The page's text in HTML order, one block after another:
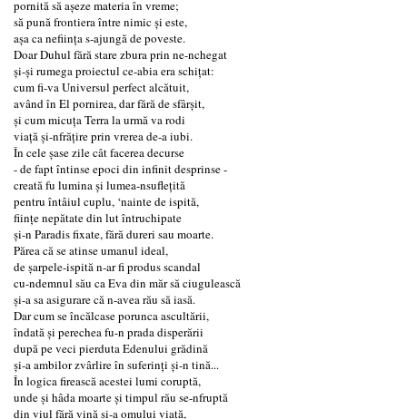
pornită să aşeze materia în vreme;
să pună frontiera între nimic şi este,
aşa ca nefiinţa s-ajungă de poveste.
Doar Duhul fără stare zbura prin ne-nchegat
şi-şi rumega proiectul ce-abia era schiţat:
cum fi-va Universul perfect alcătuit,
având în El pornirea, dar fără de sfârşit,
şi cum micuţa Terra la urmă va rodi
viaţă şi-nfrăţire prin vrerea de-a iubi.
În cele şase zile cât facerea decurse
- de fapt întinse epoci din infinit desprinse -
creată fu lumina şi lumea-nsufleţită
pentru întâiul cuplu, ‘nainte de ispită,
fiinţe nepătate din lut întruchipate
şi-n Paradis fixate, fără dureri sau moarte.
Părea că se atinse umanul ideal,
de şarpele-ispită n-ar fi produs scandal
cu-ndemnul său ca Eva din măr să ciugulească
şi-a sa asigurare că n-avea rău să iasă.
Dar cum se încălcase porunca ascultării,
îndată şi perechea fu-n prada disperării
după pe veci pierduta Edenului grădină
şi-a ambilor zvârlire în suferinţi şi-n tină...
În logica firească acestei lumi coruptă,
unde şi hâda moarte şi timpul rău se-nfruptă
din viul fără vină şi-a omului viaţă,